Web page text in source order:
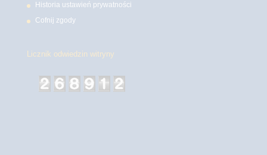
Historia ustawień prywatności
Cofnij zgody
Licznik odwiedzin witryny